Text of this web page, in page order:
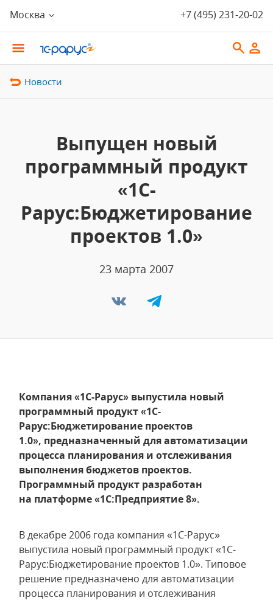
Москва +7 (495) 231-20-02
Новости
Выпущен новый
программный продукт
«1C-
Рарус:Бюджетирование
проектов 1.0»
23 марта 2007
Компания «1С-Рарус» выпустила новый
программный продукт «1C-
Рарус:Бюджетирование проектов
1.0», предназначенный для автоматизации
процесса планирования и отслеживания
выполнения бюджетов проектов.
Программный продукт разработан
на платформе «1С:Предприятие 8».
В декабре 2006 года компания «1С-Рарус»
выпустила новый программный продукт «1C-
Рарус:Бюджетирование проектов 1.0». Типовое
решение предназначено для автоматизации
процесса планирования и отслеживания